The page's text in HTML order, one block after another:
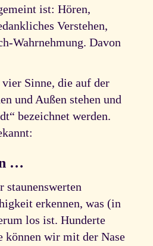
ist: Hören,
Verstehen,
Wahrnehmung. Davon
Sinne, die auf der
und Außen stehen und
bezeichnet werden.
…
erkennen, was (in
los ist. Hunderte
können wir mit der Nase